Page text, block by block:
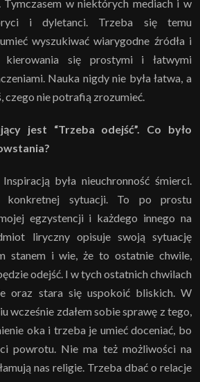
Tymczasem w niektórych mediach i w
i dyletanci. Trzeba się temu
wyszukiwać wiarygodne źródła i
kierowania się prostymi i łatwymi
Nauka nigdy nie była łatwa, a
czego nie potrafią zrozumieć.
jest “Trzeba odejść”. Co było
była nieuchronność śmierci.
sytuacji. To po prostu
egzystencji i każdego innego na
liryczny opisuje swoją sytuację
stanem i wie, że to ostatnie chwile,
odejść. I w tych ostatnich chwilach
oraz stara się uspokoić bliskich. W
wcześnie zdałem sobie sprawę z tego,
oka i trzeba je umieć doceniać, bo
powrotu. Nie ma też możliwości na
nas religie. Trzeba dbać o relacje